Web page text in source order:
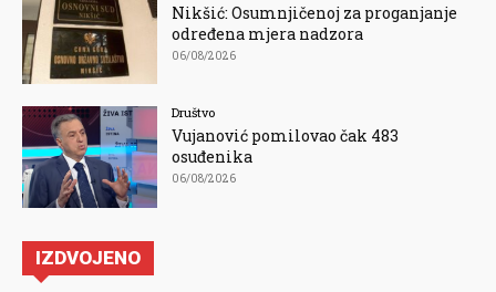
Nikšić: Osumnjičenoj za proganjanje
određena mjera nadzora
06/08/2026
Društvo
Vujanović pomilovao čak 483
osuđenika
06/08/2026
IZDVOJENO